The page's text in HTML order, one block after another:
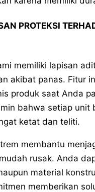
PROTEKSI
memiliki lapisan
akibat panas. Fitur
produk saat Anda
bahwa setiap
ketat dan teliti.
membantu
rusak. Anda
material
memberikan